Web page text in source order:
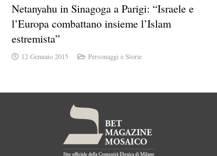
Netanyahu in Sinagoga a Parigi: “Israele e
l’Europa combattano insieme l’Islam
estremista”
12 Gennaio 2015 Personaggi e Storie